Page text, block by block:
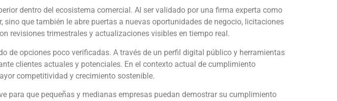
dentro del ecosistema comercial. Al ser validado por una firma experta como
que también le abre puertas a nuevas oportunidades de negocio, licitaciones
revisiones trimestrales y actualizaciones visibles en tiempo real.
de opciones poco verificadas. A través de un perfil digital público y herramientas
clientes actuales y potenciales. En el contexto actual de cumplimiento
competitividad y crecimiento sostenible.
para que pequeñas y medianas empresas puedan demostrar su cumplimiento